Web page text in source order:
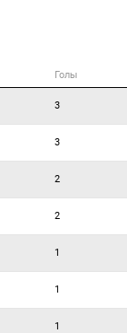
Голы
3
3
2
2
1
1
1